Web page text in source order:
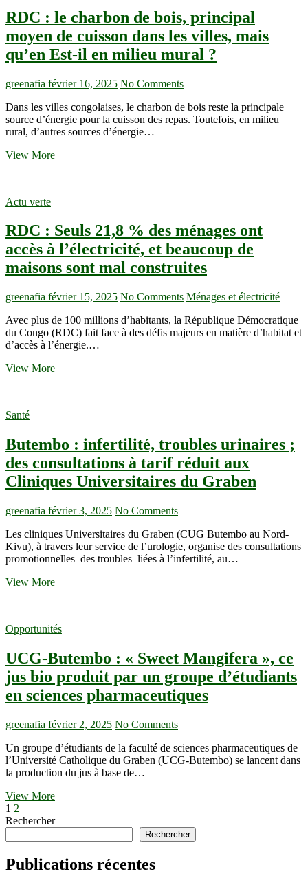
impétrant
à
l’UCG
propose
un
prototype
du
respirateur
artificiel
à
la
RDC : le charbon de bois, principal
moyen de cuisson dans les villes, mais
qu’en Est-il en milieu mural ?
greenafia février 16, 2025 No Comments
Dans les villes congolaises, le charbon de bois reste la principale
source d’énergie pour la cuisson des repas. Toutefois, en milieu
rural, d’autres sources d’énergie…
View MoreRDC
principal
moyen
de
cuisson
dans
les
villes,
mais
qu’en
Est-
il
en
milieu
Actu verte
RDC : Seuls 21,8 % des ménages ont
accès à l’électricité, et beaucoup de
maisons sont mal construites
greenafia février 15, 2025 No Comments Ménages et électricité
Avec plus de 100 millions d’habitants, la République Démocratique
du Congo (RDC) fait face à des défis majeurs en matière d’habitat et
d’accès à l’énergie.…
View MoreRDC
ménages
ont
accès
à
l’électricité,
et
beaucoup
maisons
sont
mal
Santé
Butembo : infertilité, troubles urinaires ;
des consultations à tarif réduit aux
Cliniques Universitaires du Graben
greenafia février 3, 2025 No Comments
Les cliniques Universitaires du Graben (CUG Butembo au Nord-
Kivu), à travers leur service de l’urologie, organise des consultations
promotionnelles des troubles liées à l’infertilité, au…
View MoreButembo :
des
à
tarif
réduit
aux
Cliniques
Universitaires
du
Graben
Opportunités
UCG-Butembo : « Sweet Mangifera », ce
jus bio produit par un groupe d’étudiants
en sciences pharmaceutiques
greenafia février 2, 2025 No Comments
Un groupe d’étudiants de la faculté de sciences pharmaceutiques de
l’Université Catholique du Graben (UCG-Butembo) se lancent dans
la production du jus à base de…
View MoreUCG-
« Sweet
ce
jus
bio
Pagination
des
publications
Page
1 Page
2
page
Rechercher
Rechercher
Publications récentes